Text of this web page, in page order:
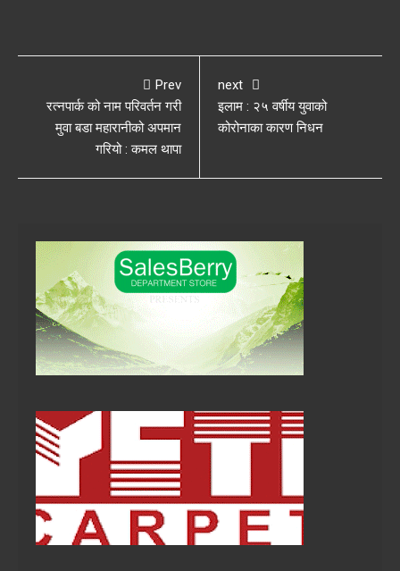
Prev
रत्नपार्क को नाम परिवर्तन गरी
मुवा बडा महारानीको अपमान
गरियो : कमल थापा
next
इलाम : २५ वर्षीय युवाको
कोरोनाका कारण निधन